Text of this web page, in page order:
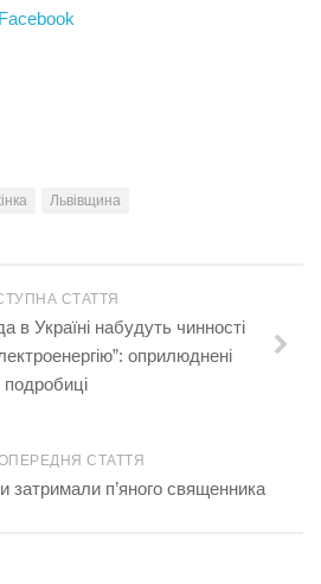
Facebook
Львівщина
СТАТТЯ
в Україні набудуть чинності
оприлюднені
подробиці
СТАТТЯ
затримали п’яного священника